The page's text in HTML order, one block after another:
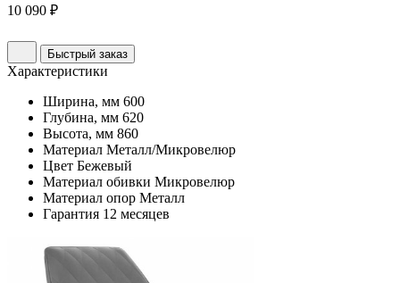
10 090 ₽
Быстрый заказ
Характеристики
Ширина, мм 600
Глубина, мм 620
Высота, мм 860
Материал Металл/Микровелюр
Цвет Бежевый
Материал обивки Микровелюр
Материал опор Металл
Гарантия 12 месяцев